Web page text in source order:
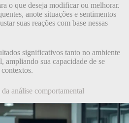
o que deseja modificar ou melhorar.
anote situações e sentimentos
suas reações com base nessas
significativos tanto no ambiente
ampliando sua capacidade de se
análise comportamental